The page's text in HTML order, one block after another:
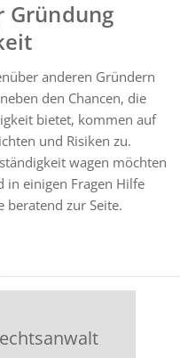
Gründung
anderen Gründern
den Chancen, die
bietet, kommen auf
und Risiken zu.
wagen möchten
in einigen Fragen Hilfe
beratend zur Seite.